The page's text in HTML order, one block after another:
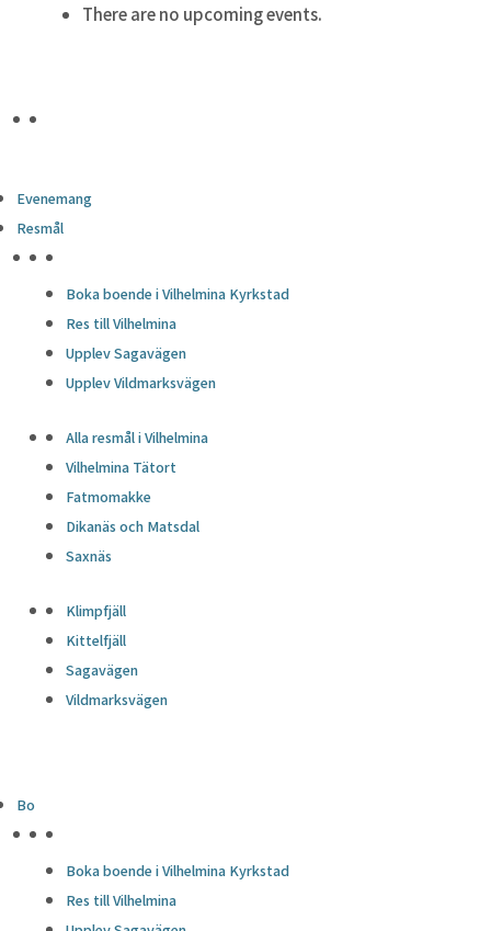
There are no upcoming events.
Evenemang
Resmål
Boka boende i Vilhelmina Kyrkstad
Res till Vilhelmina
Upplev Sagavägen
Upplev Vildmarksvägen
Alla resmål i Vilhelmina
Vilhelmina Tätort
Fatmomakke
Dikanäs och Matsdal
Saxnäs
Klimpfjäll
Kittelfjäll
Sagavägen
Vildmarksvägen
Bo
Boka boende i Vilhelmina Kyrkstad
Res till Vilhelmina